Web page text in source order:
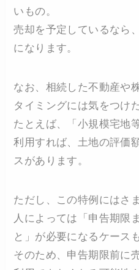
いもの。
売却を予定しているなら
になります。
なお、相続した不動産や
タイミングには気をつけ
たとえば、「小規模宅地
利用すれば、土地の評価
スがあります。
ただし、この特例にはさ
人によっては「申告期限
と」が必要になるケース
そのため、申告期限前に